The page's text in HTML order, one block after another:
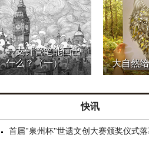
一支针管笔能画出
什么？（一）
大自然
快讯
首届"泉州杯"世遗文创大赛颁奖仪式落